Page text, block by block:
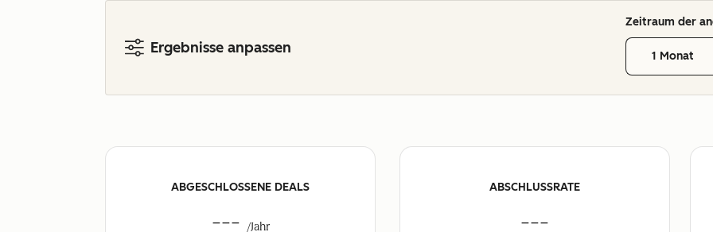
Ergebnisse anpassen
Zeitraum der
1 Monat
ABGESCHLOSSENE DEALS
--- /Jahr
ABSCHLUSSRATE
---